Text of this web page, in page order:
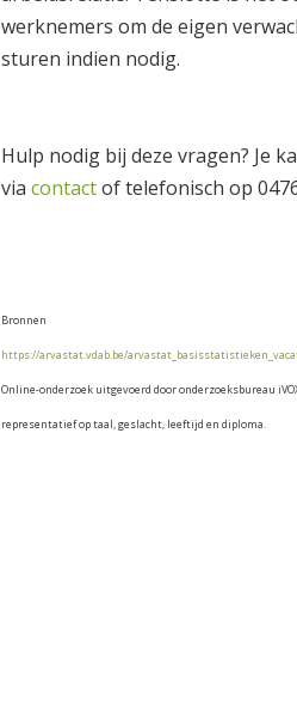
werknemers om de eigen
sturen indien nodig.
Hulp nodig bij deze vragen? Je
via contactof telefonisch op
Bronnen
https://arvastat.vdab.be/
Online-onderzoek uitgevoerd door onderzoeksbureau
representatief op taal, geslacht, leeftijd en diploma.